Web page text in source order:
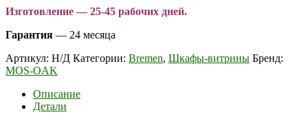
Изготовление — 25-45 рабочих дней.
Гарантия — 24 месяца
Артикул: Н/Д Категории: Bremen, Шкафы-витрины Бренд:
MOS-OAK
Описание
Детали